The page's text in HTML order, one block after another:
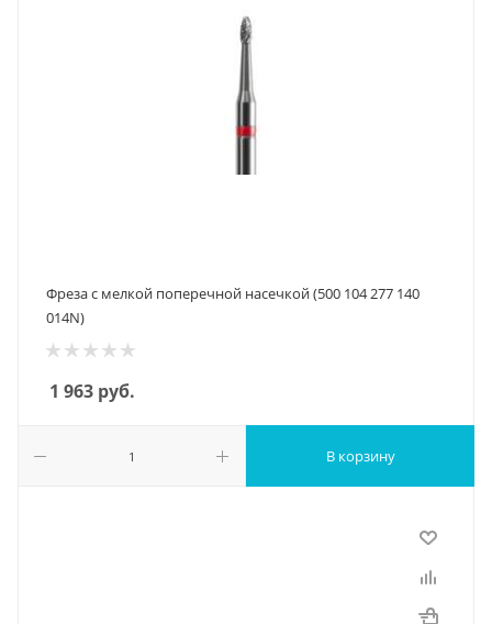
Фреза с мелкой поперечной насечкой (500 104 277 140
014N)
1 963 руб.
В корзину